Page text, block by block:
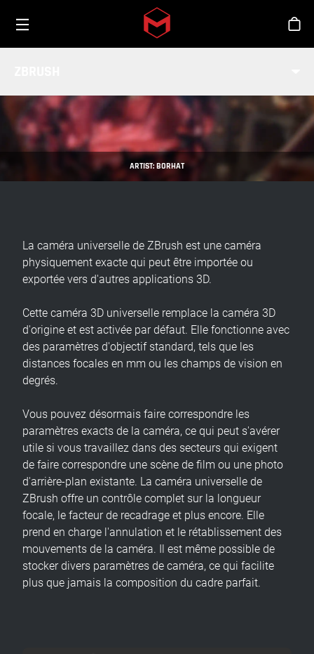
Skip to main content
ARTIST: BORHAT
La caméra universelle de ZBrush est une caméra
physiquement exacte qui peut être importée ou
exportée vers d'autres applications 3D.
Cette caméra 3D universelle remplace la caméra 3D
d'origine et est activée par défaut. Elle fonctionne avec
des paramètres d'objectif standard, tels que les
distances focales en mm ou les champs de vision en
degrés.
Vous pouvez désormais faire correspondre les
paramètres exacts de la caméra, ce qui peut s'avérer
utile si vous travaillez dans des secteurs qui exigent
de faire correspondre une scène de film ou une photo
d'arrière-plan existante. La caméra universelle de
ZBrush offre un contrôle complet sur la longueur
focale, le facteur de recadrage et plus encore. Elle
prend en charge l'annulation et le rétablissement des
mouvements de la caméra. Il est même possible de
stocker divers paramètres de caméra, ce qui facilite
plus que jamais la composition du cadre parfait.